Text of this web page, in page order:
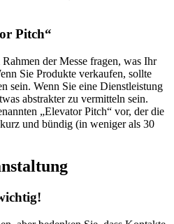
Pitch“
der Messe fragen, was Ihr
Sie Produkte verkaufen, sollte
sein. Wenn Sie eine Dienstleistung
abstrakter zu vermitteln sein.
„Elevator Pitch“ vor, der die
und bündig (in weniger als 30